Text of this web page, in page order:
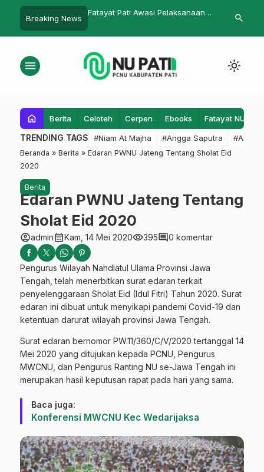
Breaking News
Fatayat Pati Awasi Pelaksanaan
Achmad Safuan: Jangansearch
menu light_mode
home Berita Celoteh Cerpen Ebooks Fatayat NU
TRENDING TAGS #Niam At Majha #Angga Saputra #Admin
Beranda » Berita » Edaran PWNU Jateng Tentang Sholat Eid
2020
Berita
Edaran PWNU Jateng Tentang
Sholat Eid 2020
account_circleadmincalendar_monthKam, 14 Mei 2020visibility395comment0 komentar
Pengurus Wilayah Nahdlatul Ulama Provinsi Jawa
Tengah, telah menerbitkan surat edaran terkait
penyelenggaraan Sholat Eid (Idul Fitri) Tahun 2020. Surat
edaran ini dibuat untuk menyikapi pandemi Covid-19 dan
ketentuan darurat wilayah provinsi Jawa Tengah.
Surat edaran bernomor PW.11/360/C/V/2020 tertanggal 14
Mei 2020 yang ditujukan kepada PCNU, Pengurus
MWCNU, dan Pengurus Ranting NU se-Jawa Tengah ini
merupakan hasil keputusan rapat pada hari yang sama.
Baca juga:
Konferensi MWCNU Kec Wedarijaksa